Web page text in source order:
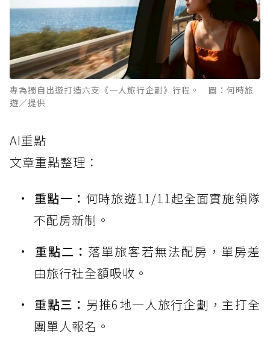
專為獨自出遊打造六支《一人旅行企劃》行程。 圖：何時旅
遊／提供
AI重點
文章重點整理：
重點一： 何時旅遊11/11起全面實施領隊
不配房新制。
重點二： 落單旅客若無法配房，單房差
由旅行社全額吸收。
重點三： 另推6地一人旅行企劃，主打全
團單人報名。